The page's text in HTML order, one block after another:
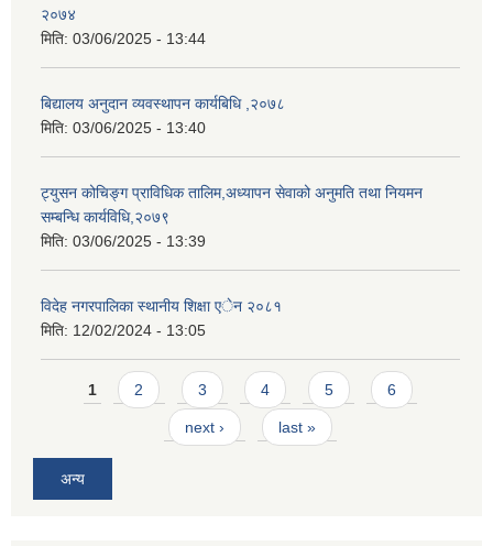
२०७४
मिति: 03/06/2025 - 13:44
बिद्यालय अनुदान व्यवस्थापन कार्यबिधि ,२०७८
मिति: 03/06/2025 - 13:40
ट्युसन कोचिङ्ग प्राविधिक तालिम,अध्यापन सेवाको अनुमति तथा नियमन
सम्बन्धि कार्यविधि,२०७९
मिति: 03/06/2025 - 13:39
विदेह नगरपालिका स्थानीय शिक्षा एेन २०८१
मिति: 12/02/2024 - 13:05
Pages
1 2 3 4 5 6
next › last »
अन्य